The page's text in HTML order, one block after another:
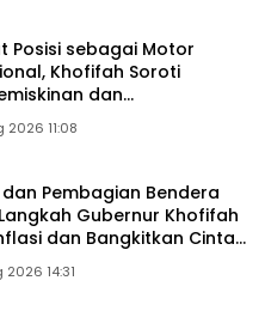
Posisi sebagai Motor
Khofifah Soroti
dan
2026 11:08
Pembagian Bendera
Gubernur Khofifah
dan Bangkitkan Cinta
2026 14:31